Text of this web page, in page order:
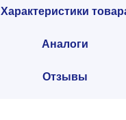
Характеристики
Аналоги
Отзывы